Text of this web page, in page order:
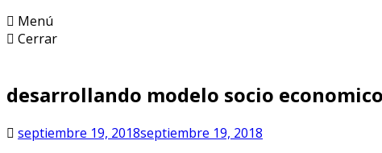
Menú
Cerrar
desarrollando modelo socio economico
septiembre 19, 2018septiembre 19, 2018